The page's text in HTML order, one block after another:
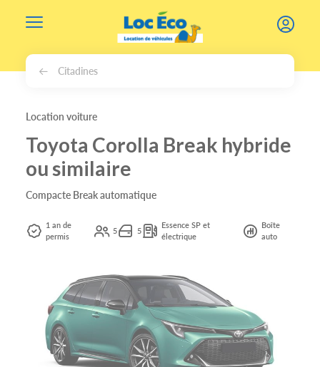
Citadines
Location voiture
Toyota Corolla Break hybride
ou similaire
Compacte Break automatique
1 an de
permis
5 5
Essence SP et
électrique
Boîte
auto